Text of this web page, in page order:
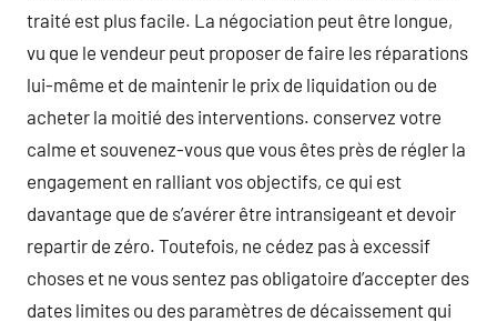
traité est plus facile. La négociation peut être longue,
vu que le vendeur peut proposer de faire les réparations
lui-même et de maintenir le prix de liquidation ou de
acheter la moitié des interventions. conservez votre
calme et souvenez-vous que vous êtes près de régler la
engagement en ralliant vos objectifs, ce qui est
davantage que de s’avérer être intransigeant et devoir
repartir de zéro. Toutefois, ne cédez pas à excessif
choses et ne vous sentez pas obligatoire d’accepter des
dates limites ou des paramètres de décaissement qui